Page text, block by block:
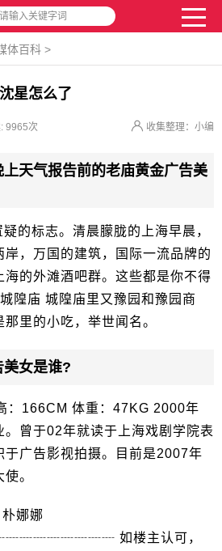
请输入关键字词
体百科 >
星怎么了
收集整理：小编
9965次
天气报告前的老庙黄金广告美
的标志。清晨朦胧的上海早晨，
，万国的建筑，国际一流品牌的
海的外滩酒吧群。这些都是你不得
隍庙 城隍庙里又豫园和豫园商
里的小吃，举世闻名。
女是谁?
：166CM 体重：47KG 2000年
曾于02年就读于上海戏剧学院表
于广告影视拍摄。目前是2007年
。
娜娜
如楼主认可，